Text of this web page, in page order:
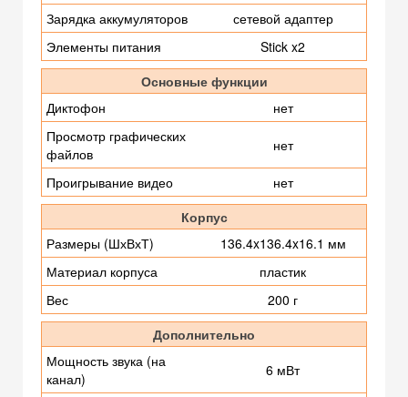
Зарядка аккумуляторов
сетевой адаптер
Элементы питания
Stick x2
Основные функции
Диктофон
нет
Просмотр графических
файлов
нет
Проигрывание видео
нет
Корпус
Размеры (ШхВхТ)
136.4x136.4x16.1 мм
Материал корпуса
пластик
Вес
200 г
Дополнительно
Мощность звука (на
канал)
6 мВт